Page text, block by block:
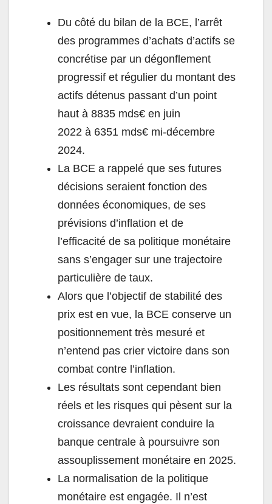
Du côté du bilan de la BCE, l ’arrêt
des programmes d’achats d’actifs se
concrétise par un dégonflement
progressif et régulier du montant des
actifs détenus passant d’un point
haut à 8835 mds€ en juin
2022 à 6351 mds€ mi-décembre
2024.
La BCE a rappelé que ses futures
décisions seraient fonction des
données économiques, de ses
prévisions d’inflation et de
’efficacité de sa politique monétaire
sans s’engager sur une trajectoire
particulière de taux.
Alors que l ’objectif de stabilité des
prix est en vue, la BCE conserve un
positionnement très mesuré et
n’entend pas crier victoire dans son
combat contre l ’inflation.
Les résultats sont cependant bien
réels et les risques qui pèsent sur la
croissance devraient conduire la
banque centrale à poursuivre son
assouplissement monétaire en 2025.
La normalisation de la politique
monétaire est engagée. Il n’est